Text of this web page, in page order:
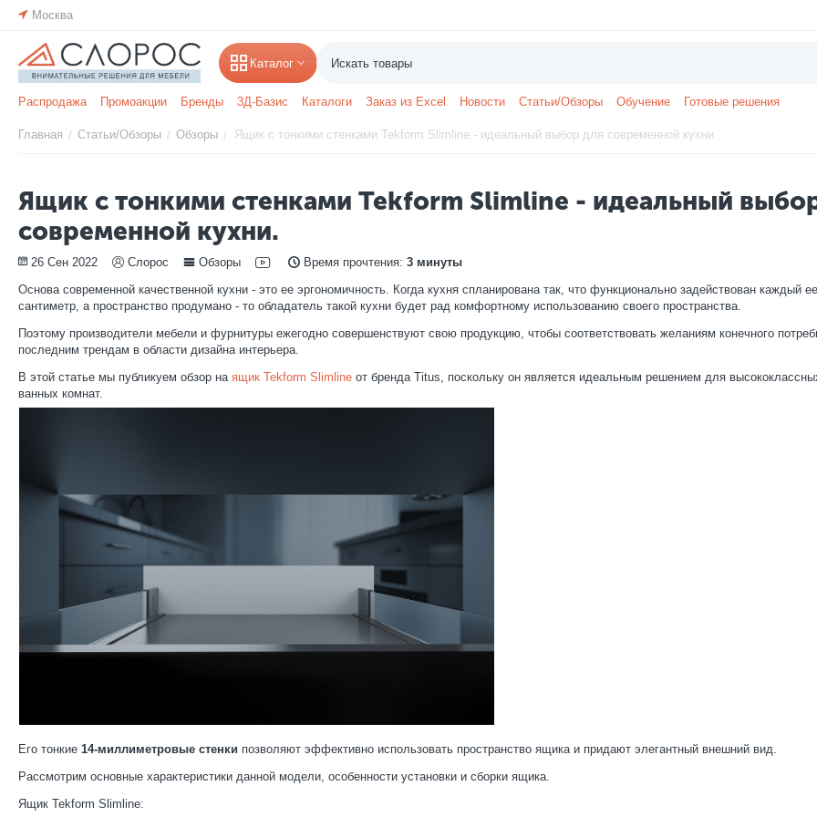
Москва
Каталог
Распродажа Промоакции Бренды 3Д-Базис Каталоги Заказ из Excel Новости Статьи/Обзоры Обучение Готовые решения
Главная / Статьи/Обзоры / Обзоры / Ящик с тонкими стенками Tekform Slimline - идеальный выбор для современной кухни.
Ящик с тонкими стенками Tekform Slimline - идеальный
современной кухни.
26 Сен 2022 Слорос Обзоры Время прочтения: 3 минуты
Основа современной качественной кухни - это ее эргономичность. Когда кухня спланирована так, что функционально задействован каждый
сантиметр, а пространство продумано - то обладатель такой кухни будет рад комфортному использованию своего пространства.
Поэтому производители мебели и фурнитуры ежегодно совершенствуют свою продукцию, чтобы соответствовать желаниям конечного
последним трендам в области дизайна интерьера.
В этой статье мы публикуем обзор на ящик Tekform Slimline от бренда Titus, поскольку он является идеальным решением для
ванных комнат.
Его тонкие 14-миллиметровые стенки позволяют эффективно использовать пространство ящика и придают элегантный внешний вид.
Рассмотрим основные характеристики данной модели, особенности установки и сборки ящика.
Ящик Tekform Slimline: